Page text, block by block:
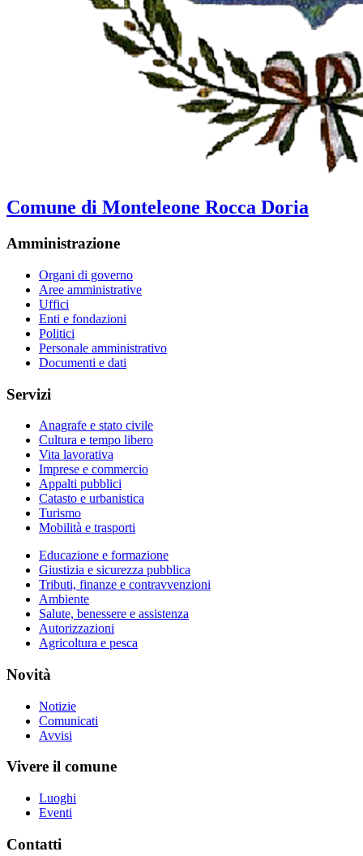
Comune di Monteleone Rocca Doria
Amministrazione
Organi di governo
Aree amministrative
Uffici
Enti e fondazioni
Politici
Personale amministrativo
Documenti e dati
Servizi
Anagrafe e stato civile
Cultura e tempo libero
Vita lavorativa
Imprese e commercio
Appalti pubblici
Catasto e urbanistica
Turismo
Mobilità e trasporti
Educazione e formazione
Giustizia e sicurezza pubblica
Tributi, finanze e contravvenzioni
Ambiente
Salute, benessere e assistenza
Autorizzazioni
Agricoltura e pesca
Novità
Notizie
Comunicati
Avvisi
Vivere il comune
Luoghi
Eventi
Contatti